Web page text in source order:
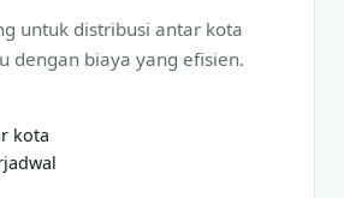
untuk distribusi antar kota
dengan biaya yang efisien.
kota